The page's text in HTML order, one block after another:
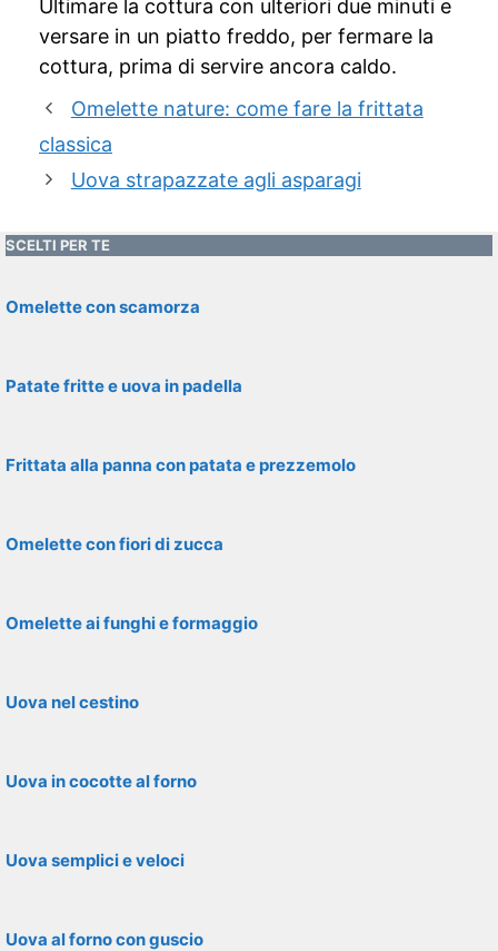
Ultimare la cottura con ulteriori due minuti e
versare in un piatto freddo, per fermare la
cottura, prima di servire ancora caldo.
Omelette nature: come fare la frittata
classica
Uova strapazzate agli asparagi
SCELTI PER TE
Omelette con scamorza
Patate fritte e uova in padella
Frittata alla panna con patata e prezzemolo
Omelette con fiori di zucca
Omelette ai funghi e formaggio
Uova nel cestino
Uova in cocotte al forno
Uova semplici e veloci
Uova al forno con guscio